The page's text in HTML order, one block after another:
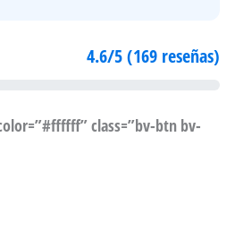
4.6/5 (169 reseñas)
class=”bv-btn bv-